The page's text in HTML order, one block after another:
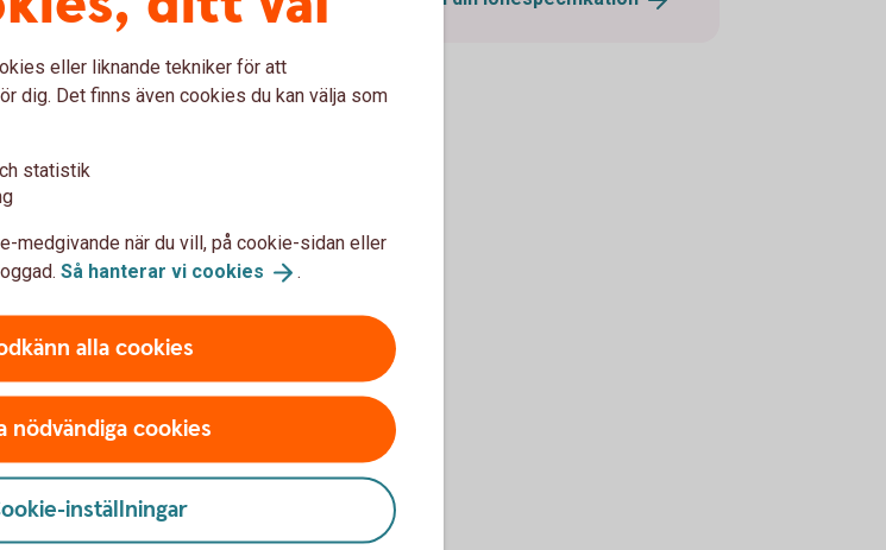
företagets
till sitt
eller liknande tekniker för att
dig. Det finns även cookies du kan välja som
statistik
medgivande när du vill, på cookie-sidan eller
Så hanterar vi cookies .
alla cookies
nödvändiga cookies
inställningar